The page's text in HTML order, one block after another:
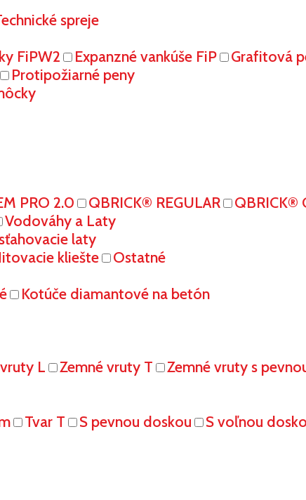
spreje
FiPW2 Expanzné vankúše FiP Grafitová
Protipožiarné peny
PRO 2.0 QBRICK® REGULAR
QBRICK®
Vodováhy a Laty
laty
kliešte
Ostatné
Kotúče diamantové na betón
L Zemné vruty T Zemné vruty s
Tvar T S pevnou doskou S voľnou